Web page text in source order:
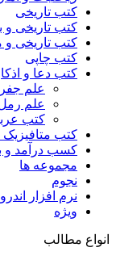
کتب تاریخی
کتب تاریخی و
کتب تاریخی و
کتب چاپی
کتب دعا و
علم جفر
علم
کتب
کتب متافیزیک
کسب درآمد و
مجموعه ها
نجوم
نرم افزار
ویژه
انواع مطالب